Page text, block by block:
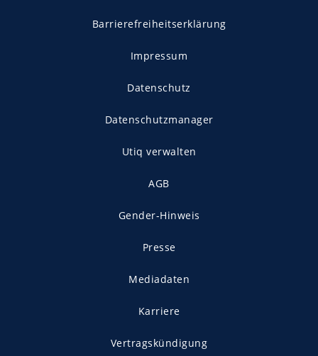
Barrierefreiheitserklärung
Impressum
Datenschutz
Datenschutzmanager
Utiq verwalten
AGB
Gender-Hinweis
Presse
Mediadaten
Karriere
Vertragskündigung